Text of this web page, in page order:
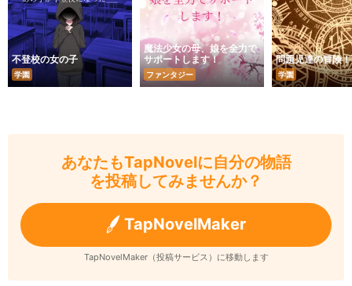
不登校の女の子
学園
魔法少女の母、娘を全力で
サポートします！
ファンタジー
問題児達の冒険！
学園
あなたもTapNovelに自分の物語
を投稿してみませんか？
TapNovelMaker
TapNovelMaker（投稿サービス）に移動します